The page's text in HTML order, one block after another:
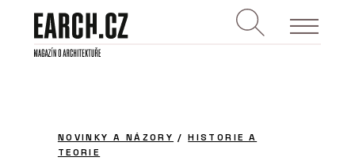
NOVINKY A NÁZORY /HISTORIE A
TEORIE